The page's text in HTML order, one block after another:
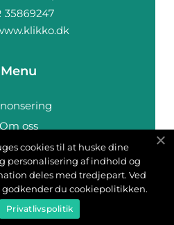
Menu
Om oss
Cookies
oss
cookies til at huske dine
personalisering af indhold og
deles med tredjepart. Ved
du cookiepolitikken.
Privatlivspolitik